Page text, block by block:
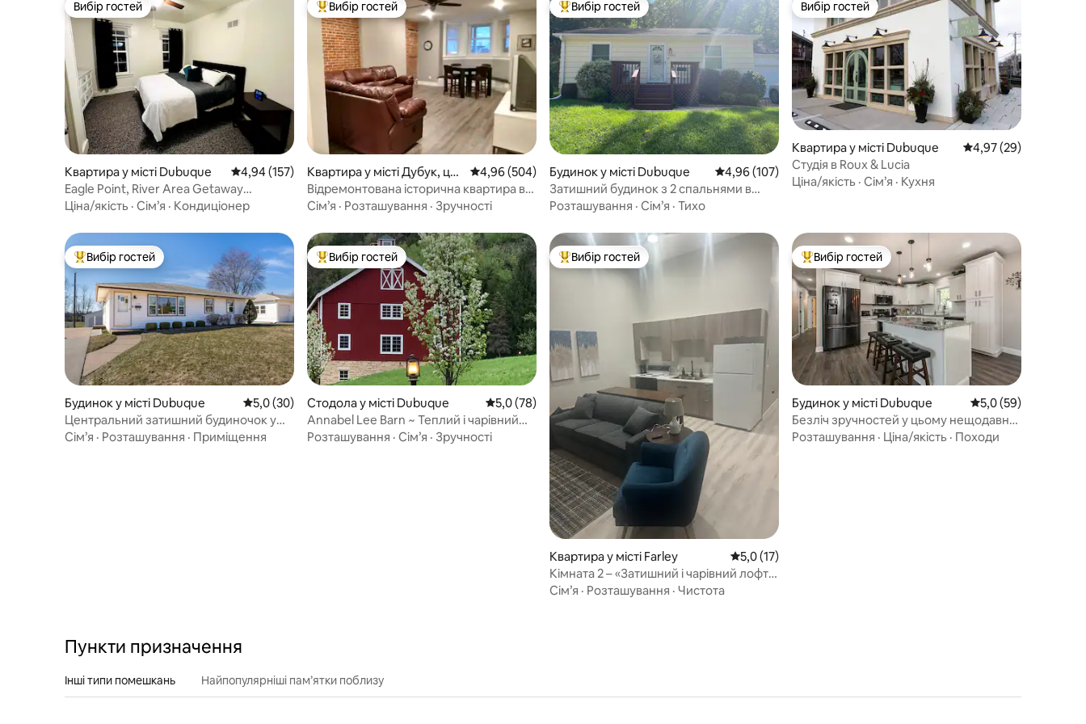
Вибір гостей
Вибір гостей
Квартира у місті Dubuque Середня оцінка: 4,94 з 5, відгуки: 157
4,94 (157)
Eagle Point, River Area Getaway
2 спальні 1 ванна кімната
Ціна/якість · Сім’я · Кондиціонер
Топ вибір гостей
Вибір гостей
Квартира у місті Дубук, це
нтр
Середня оцінка: 4,96 з 5, відгуки: 504
4,96 (504)
Відремонтована історична квартира в
центрі міста Дюб’юк
Сім’я · Розташування · Зручності
Топ вибір гостей
Вибір гостей
Будинок у місті Dubuque Середня оцінка: 4,96 з 5, відгуки: 107
4,96 (107)
Затишний будинок з 2 спальнями в
центрі Дубьюка
Розташування · Сім’я · Тихо
Вибір гостей
Вибір гостей
Квартира у місті Dubuque Середня оцінка: 4,97
4,97 (29)
Студія в Roux & Lucia
Ціна/якість · Сім’я · Кухня
Топ вибір гостей
Вибір гостей
Будинок у місті Dubuque Середня оцінка: 5,0 з 5, відгуки: 30
5,0 (30)
Центральний затишний будиночок у
сільській місцевості
Сім’я · Розташування · Приміщення
Топ вибір гостей
Вибір гостей
Стодола у місті Dubuque Середня оцінка: 5,0 з 5, відгуки: 78
5,0 (78)
Annabel Lee Barn ~ Теплий і чарівний
відпочинок!
Розташування · Сім’я · Зручності
Топ вибір гостей
Вибір гостей
Квартира у місті Farley Середня оцінка: 5,0 з 5, відгуки: 17
5,0 (17)
Кімната 2 – «Затишний і чарівний лофт
мрій»
Сім’я · Розташування · Чистота
Топ вибір гостей
Вибір гостей
Будинок у місті Dubuque Середня оцінка: 5,0
5,0 (59)
Безліч зручностей у цьому нещодавно
оновленому помешканні!
Розташування · Ціна/якість · Походи
Пункти призначення
Інші типи помешкань Найпопулярніші пам’ятки поблизу